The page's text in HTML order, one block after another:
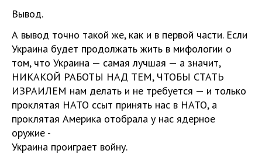
Вывод.
А вывод точно такой же, как и в первой части. Если
Украина будет продолжать жить в мифологии о
том, что Украина — самая лучшая — а значит,
НИКАКОЙ РАБОТЫ НАД ТЕМ, ЧТОБЫ СТАТЬ
ИЗРАИЛЕМ нам делать и не требуется — и только
проклятая НАТО ссыт принять нас в НАТО, а
проклятая Америка отобрала у нас ядерное
оружие -
Украина проиграет войну.